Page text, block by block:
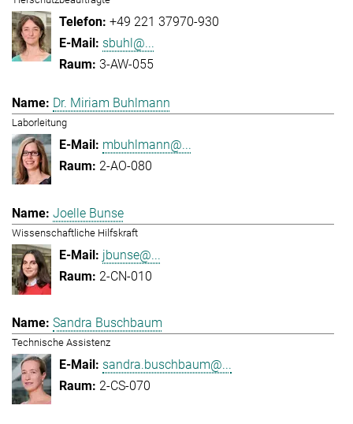
+49 221 37970-930
sbuhl@...
3-AW-055
Dr. Miriam Buhlmann
Laborleitung
mbuhlmann@...
2-AO-080
Joelle Bunse
Wissenschaftliche Hilfskraft
jbunse@...
2-CN-010
Sandra Buschbaum
Technische Assistenz
sandra.buschbaum@...
2-CS-070